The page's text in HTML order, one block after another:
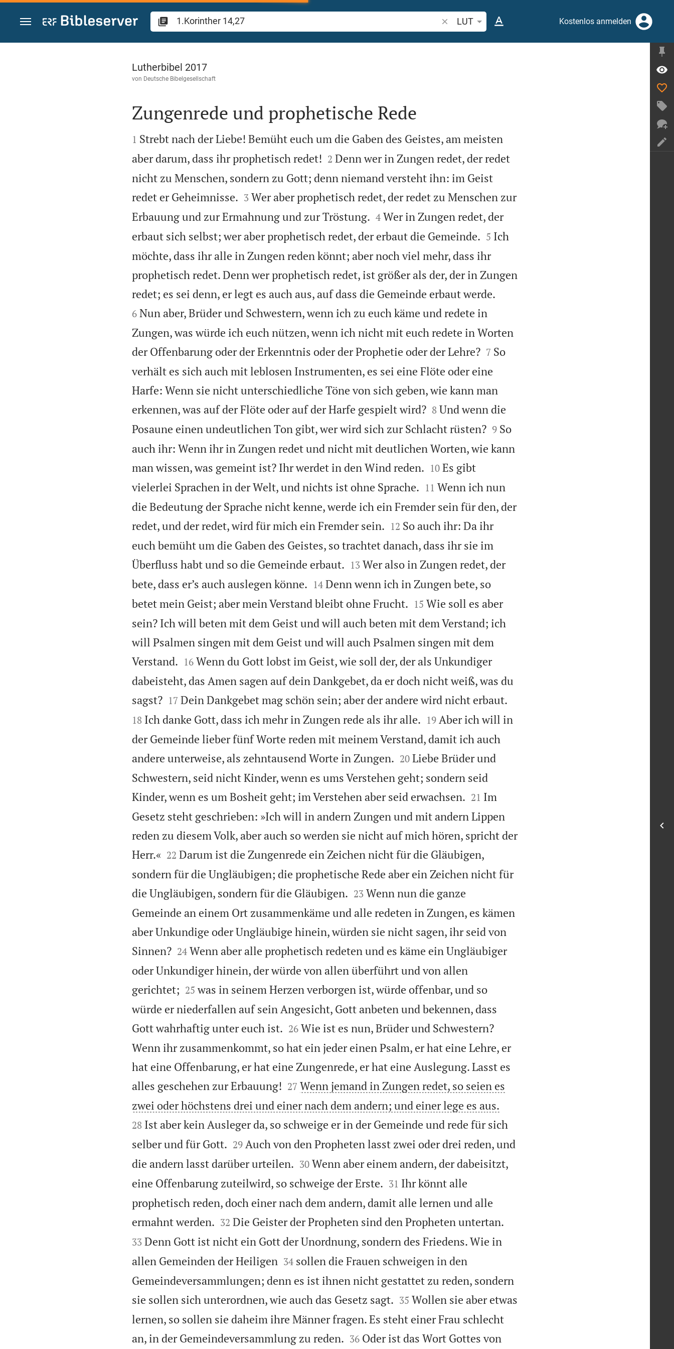
Zum Inhalt springen
Bibelstelle oder Begriff suchen
LUT Kostenlos anmelden
1.Korinther 14
Lutherbibel 2017
von Deutsche Bibelgesellschaft

Zungenrede und prophetische Rede

1 Strebt nach der Liebe! Bemüht euch um die Gaben des Geistes, am meisten
aber darum, dass ihr prophetisch redet!
2 Denn wer in Zungen redet, der redet
nicht zu Menschen, sondern zu Gott; denn niemand versteht ihn: im Geist
redet er Geheimnisse.
3 Wer aber prophetisch redet, der redet zu Menschen zur
Erbauung und zur Ermahnung und zur Tröstung.
4 Wer in Zungen redet, der
erbaut sich selbst; wer aber prophetisch redet, der erbaut die Gemeinde.
5 Ich
möchte, dass ihr alle in Zungen reden könnt; aber noch viel mehr, dass ihr
prophetisch redet. Denn wer prophetisch redet, ist größer als der, der in Zungen
redet; es sei denn, er legt es auch aus, auf dass die Gemeinde erbaut werde.
6 Nun aber, Brüder und Schwestern, wenn ich zu euch käme und redete in
Zungen, was würde ich euch nützen, wenn ich nicht mit euch redete in Worten
der Offenbarung oder der Erkenntnis oder der Prophetie oder der Lehre?
7 So
verhält es sich auch mit leblosen Instrumenten, es sei eine Flöte oder eine
Harfe: Wenn sie nicht unterschiedliche Töne von sich geben, wie kann man
erkennen, was auf der Flöte oder auf der Harfe gespielt wird?
8 Und wenn die
Posaune einen undeutlichen Ton gibt, wer wird sich zur Schlacht rüsten?
9 So
auch ihr: Wenn ihr in Zungen redet und nicht mit deutlichen Worten, wie kann
man wissen, was gemeint ist? Ihr werdet in den Wind reden.
10 Es gibt
vielerlei Sprachen in der Welt, und nichts ist ohne Sprache.
11 Wenn ich nun
die Bedeutung der Sprache nicht kenne, werde ich ein Fremder sein für den, der
redet, und der redet, wird für mich ein Fremder sein.
12 So auch ihr: Da ihr
euch bemüht um die Gaben des Geistes, so trachtet danach, dass ihr sie im
Überfluss habt und so die Gemeinde erbaut.
13 Wer also in Zungen redet, der
bete, dass er’s auch auslegen könne.
14 Denn wenn ich in Zungen bete, so
betet mein Geist; aber mein Verstand bleibt ohne Frucht.
15 Wie soll es aber
sein? Ich will beten mit dem Geist und will auch beten mit dem Verstand; ich
will Psalmen singen mit dem Geist und will auch Psalmen singen mit dem
Verstand.
16 Wenn du Gott lobst im Geist, wie soll der, der als Unkundiger
dabeisteht, das Amen sagen auf dein Dankgebet, da er doch nicht weiß, was du
sagst?
17 Dein Dankgebet mag schön sein; aber der andere wird nicht erbaut.
18 Ich danke Gott, dass ich mehr in Zungen rede als ihr alle.
19 Aber ich will in
der Gemeinde lieber fünf Worte reden mit meinem Verstand, damit ich auch
andere unterweise, als zehntausend Worte in Zungen.
20 Liebe Brüder und
Schwestern, seid nicht Kinder, wenn es ums Verstehen geht; sondern seid
Kinder, wenn es um Bosheit geht; im Verstehen aber seid erwachsen.
21 Im
Gesetz steht geschrieben: »Ich will in andern Zungen und mit andern Lippen
reden zu diesem Volk, aber auch so werden sie nicht auf mich hören, spricht der
Herr.«
22 Darum ist die Zungenrede ein Zeichen nicht für die Gläubigen,
sondern für die Ungläubigen; die prophetische Rede aber ein Zeichen nicht für
die Ungläubigen, sondern für die Gläubigen.
23 Wenn nun die ganze
Gemeinde an einem Ort zusammenkäme und alle redeten in Zungen, es kämen
aber Unkundige oder Ungläubige hinein, würden sie nicht sagen, ihr seid von
Sinnen?
24 Wenn aber alle prophetisch redeten und es käme ein Ungläubiger
oder Unkundiger hinein, der würde von allen überführt und von allen
gerichtet;
25 was in seinem Herzen verborgen ist, würde offenbar, und so
würde er niederfallen auf sein Angesicht, Gott anbeten und bekennen, dass
Gott wahrhaftig unter euch ist.
26 Wie ist es nun, Brüder und Schwestern?
Wenn ihr zusammenkommt, so hat ein jeder einen Psalm, er hat eine Lehre, er
hat eine Offenbarung, er hat eine Zungenrede, er hat eine Auslegung. Lasst es
alles geschehen zur Erbauung!
27 Wenn jemand in Zungen redet, so seien es
zwei oder höchstens drei und einer nach dem andern; und einer lege es aus.
28 Ist aber kein Ausleger da, so schweige er in der Gemeinde und rede für sich
selber und für Gott.
29 Auch von den Propheten lasst zwei oder drei reden, und
die andern lasst darüber urteilen.
30 Wenn aber einem andern, der dabeisitzt,
eine Offenbarung zuteilwird, so schweige der Erste.
31 Ihr könnt alle
prophetisch reden, doch einer nach dem andern, damit alle lernen und alle
ermahnt werden.
32 Die Geister der Propheten sind den Propheten untertan.
33 Denn Gott ist nicht ein Gott der Unordnung, sondern des Friedens. Wie in
allen Gemeinden der Heiligen
34 sollen die Frauen schweigen in den
Gemeindeversammlungen; denn es ist ihnen nicht gestattet zu reden, sondern
sie sollen sich unterordnen, wie auch das Gesetz sagt.
35 Wollen sie aber etwas
lernen, so sollen sie daheim ihre Männer fragen. Es steht einer Frau schlecht
an, in der Gemeindeversammlung zu reden.
36 Oder ist das Wort Gottes von